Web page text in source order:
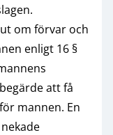
om förvar och
enligt 16 §
att få
mannen. En